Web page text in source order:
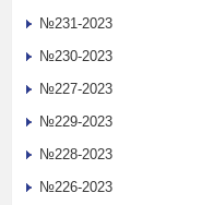
№231-2023
№230-2023
№227-2023
№229-2023
№228-2023
№226-2023